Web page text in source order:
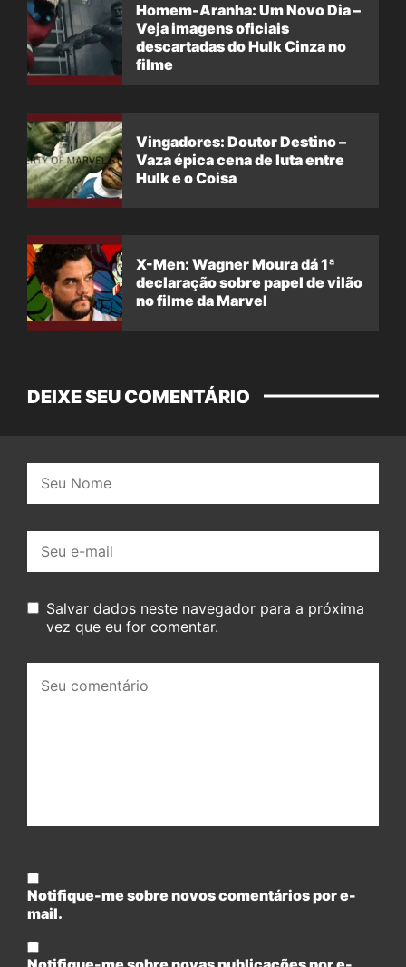
Homem-Aranha: Um Novo Dia –
Veja imagens oficiais
descartadas do Hulk Cinza no
filme
Vingadores: Doutor Destino –
Vaza épica cena de luta entre
Hulk e o Coisa
X-Men: Wagner Moura dá 1ª
declaração sobre papel de vilão
no filme da Marvel
DEIXE SEU COMENTÁRIO
mail:
Salvar dados neste navegador para a próxima
vez que eu for comentar.
comentário:
Notifique-me sobre novos comentários por e-
mail.